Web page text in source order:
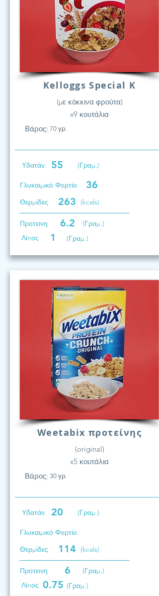
Kelloggs Special K
(με κόκκινα φρούτα)
x9 κουτάλια
Βάρος: 70 γρ.
Υδατάν. 55 (Γραμ.)
Γλυκαιμικό Φορτίο 36
Θερμίδες 263 (kcals)
Προτεινη 6.2
(Γραμ.)
Λίπος
1 (Γραμ.)
Weetabix προτείνης
(original)
x5 κουτάλια
Βάρος: 30 γρ.
Υδατάν. 20 (Γραμ.)
Γλυκαιμικό Φορτίο
Θερμίδες
114 (kcals)
Προτεινη 6
(Γραμ.)
Λίπος 0.75 (Γραμ.)